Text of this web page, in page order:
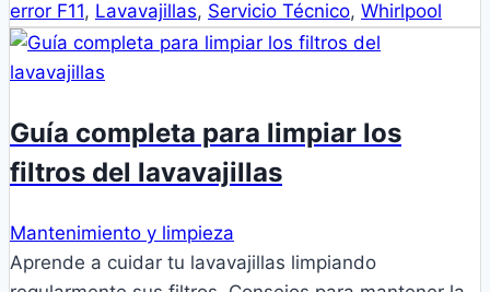
error F11, Lavavajillas, Servicio Técnico, Whirlpool
Guía completa para limpiar los
filtros del lavavajillas
Mantenimiento y limpieza
Aprende a cuidar tu lavavajillas limpiando